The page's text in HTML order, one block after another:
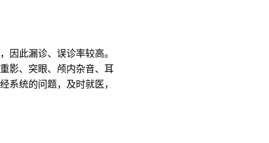
此漏诊、误诊率较高。
影、突眼、颅内杂音、耳
系统的问题，及时就医，